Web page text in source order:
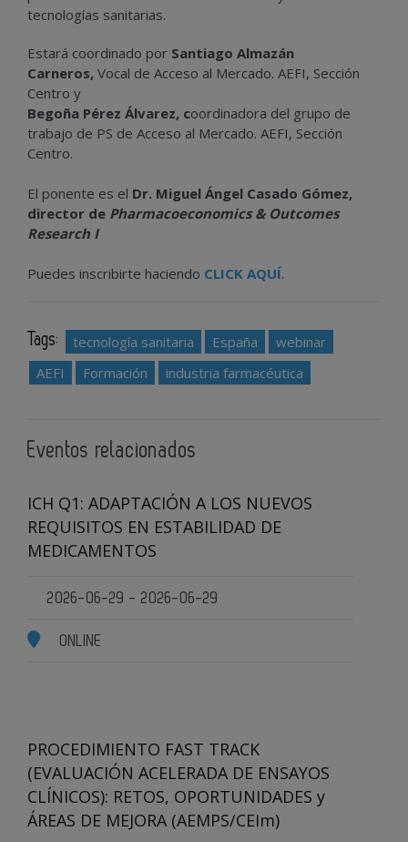
tecnologías sanitarias.
Estará coordinado por Santiago Almazán
Carneros, Vocal de Acceso al Mercado. AEFI, Sección
Centro y
Begoña Pérez Álvarez, coordinadora del grupo de
trabajo de PS de Acceso al Mercado. AEFI, Sección
Centro.
El ponente es el Dr. Miguel Ángel Casado Gómez,
director de Pharmacoeconomics & Outcomes
Research I
Puedes inscribirte haciendo CLICK AQUÍ.
Tags: tecnología sanitaria España
webinar
AEFI
Formación industria farmacéutica
Eventos relacionados
ICH Q1: ADAPTACIÓN A LOS NUEVOS
REQUISITOS EN ESTABILIDAD DE
MEDICAMENTOS
2026-06-29 - 2026-06-29
ONLINE
PROCEDIMIENTO FAST TRACK
(EVALUACIÓN ACELERADA DE ENSAYOS
CLÍNICOS): RETOS, OPORTUNIDADES y
ÁREAS DE MEJORA (AEMPS/CEIm)